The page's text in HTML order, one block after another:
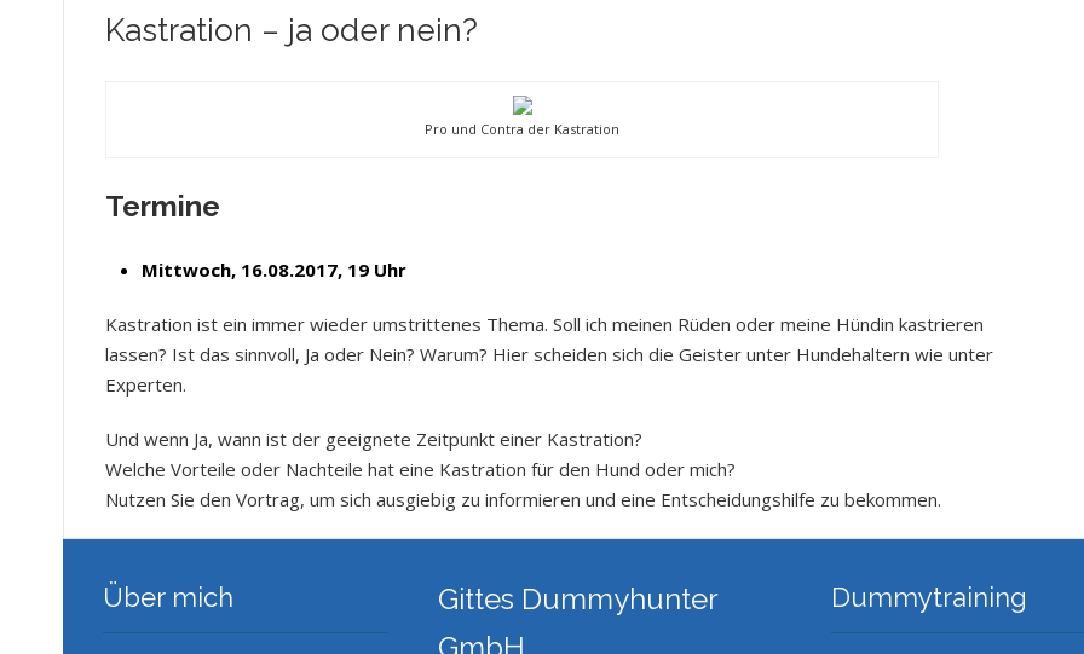
Kastration – ja oder nein?
Pro und Contra der Kastration
Termine
Mittwoch, 16.08.2017, 19 Uhr
Kastration ist ein immer wieder umstrittenes Thema. Soll ich meinen Rüden oder meine Hündin kastrieren
lassen? Ist das sinnvoll, Ja oder Nein? Warum? Hier scheiden sich die Geister unter Hundehaltern wie unter
Experten.
Und wenn Ja, wann ist der geeignete Zeitpunkt einer Kastration?
Welche Vorteile oder Nachteile hat eine Kastration für den Hund oder mich?
Nutzen Sie den Vortrag, um sich ausgiebig zu informieren und eine Entscheidungshilfe zu bekommen.
Über mich
Gittes Dummyhunter
Dummytraining